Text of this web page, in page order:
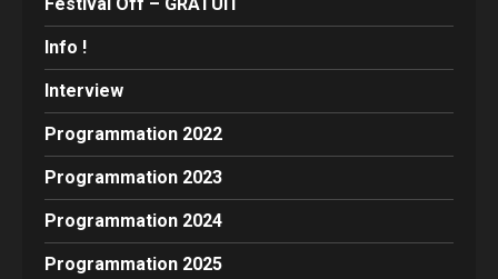
Festival Off – GRATUIT
Info !
Interview
Programmation 2022
Programmation 2023
Programmation 2024
Programmation 2025